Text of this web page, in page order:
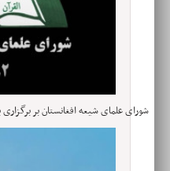
شورای علمای شیعه افغانستان بر